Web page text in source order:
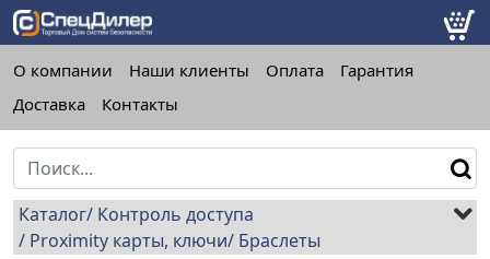
О компании Наши клиенты Оплата
Гарантия
Доставка
Контакты
Каталог Контроль доступа
Proximity карты, ключи Браслеты